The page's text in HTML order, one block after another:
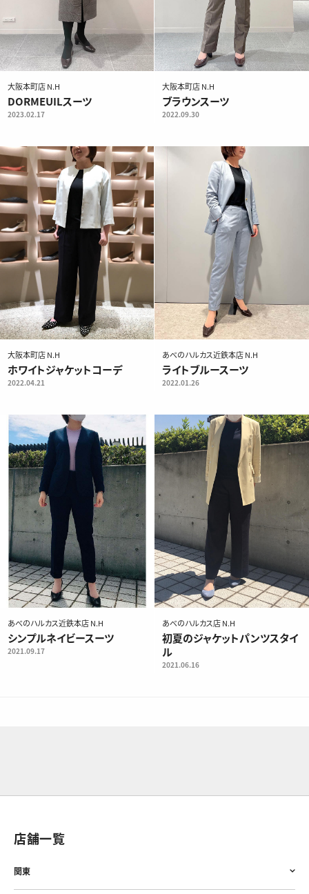
大阪本町店 N.H
DORMEUILスーツ
2023.02.17
大阪本町店 N.H
ブラウンスーツ
2022.09.30
大阪本町店 N.H
ホワイトジャケットコーデ
2022.04.21
あべのハルカス近鉄本店 N.H
ライトブルースーツ
2022.01.26
あべのハルカス近鉄本店 N.H
シンプルネイビースーツ
2021.09.17
あべのハルカス店 N.H
初夏のジャケットパンツスタイ
ル
2021.06.16
店舗一覧
関東